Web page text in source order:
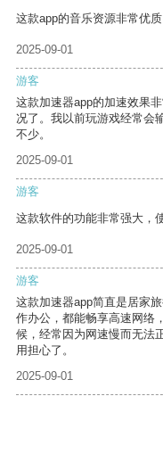
这款app的音乐资源非常优
2025-09-01
游客
这款加速器app的加速效果
况了。我以前玩游戏经常会
不少。
2025-09-01
游客
这款软件的功能非常强大，
2025-09-01
游客
这款加速器app简直是居家
作办公，都能畅享高速网络
候，经常因为网速慢而无法
用担心了。
2025-09-01